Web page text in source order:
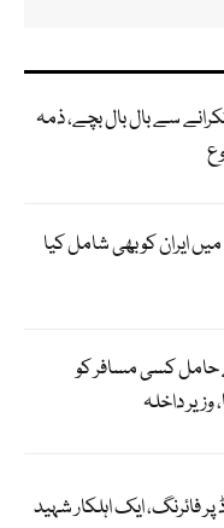
پر 2 طیارے ٹکرانے سے بال بال بچے، ذمہ
ایران کو بھی شامل کیا
کسی مسافر کو
وزیر داخلہ
فائرنگ، ایک اہلکار شہید